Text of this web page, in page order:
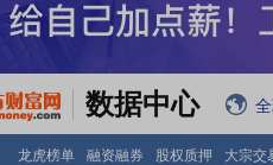
数据中心
龙虎榜单 融资融券 股权质押 大宗交